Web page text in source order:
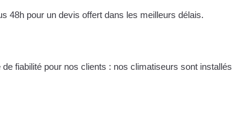
48h pour un devis offert dans les meilleurs délais.
de fiabilité pour nos clients : nos climatiseurs sont installés